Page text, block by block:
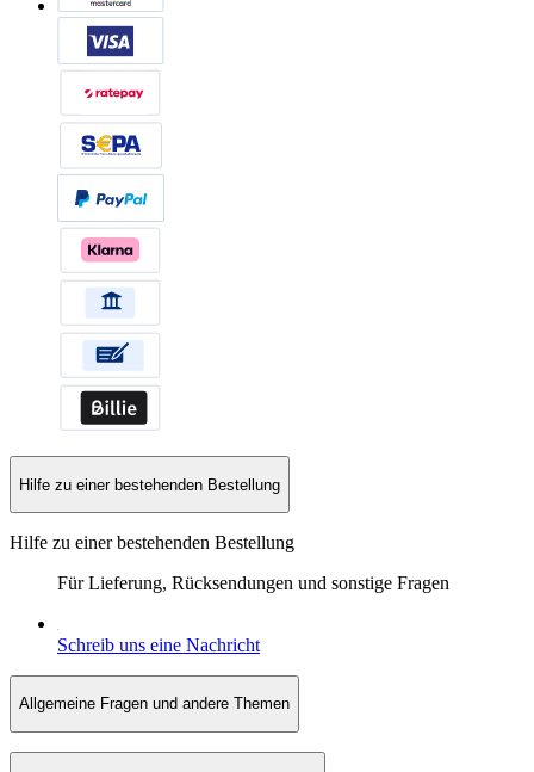
Hilfe zu einer bestehenden Bestellung
Hilfe zu einer bestehenden Bestellung
Für Lieferung, Rücksendungen und sonstige Fragen
Schreib uns eine Nachricht
Allgemeine Fragen und andere Themen